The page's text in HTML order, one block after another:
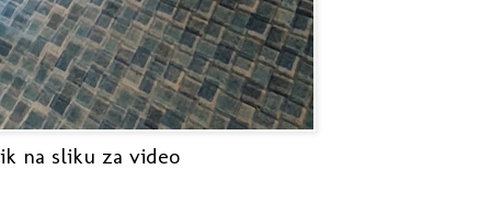
na sliku za video